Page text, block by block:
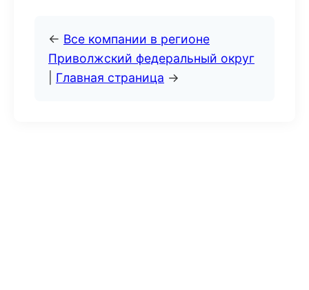
← Все компании в регионе
Приволжский федеральный округ
Главная страница →